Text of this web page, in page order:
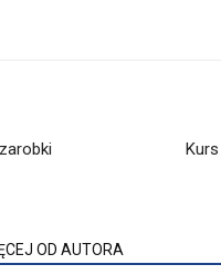
OD AUTORA